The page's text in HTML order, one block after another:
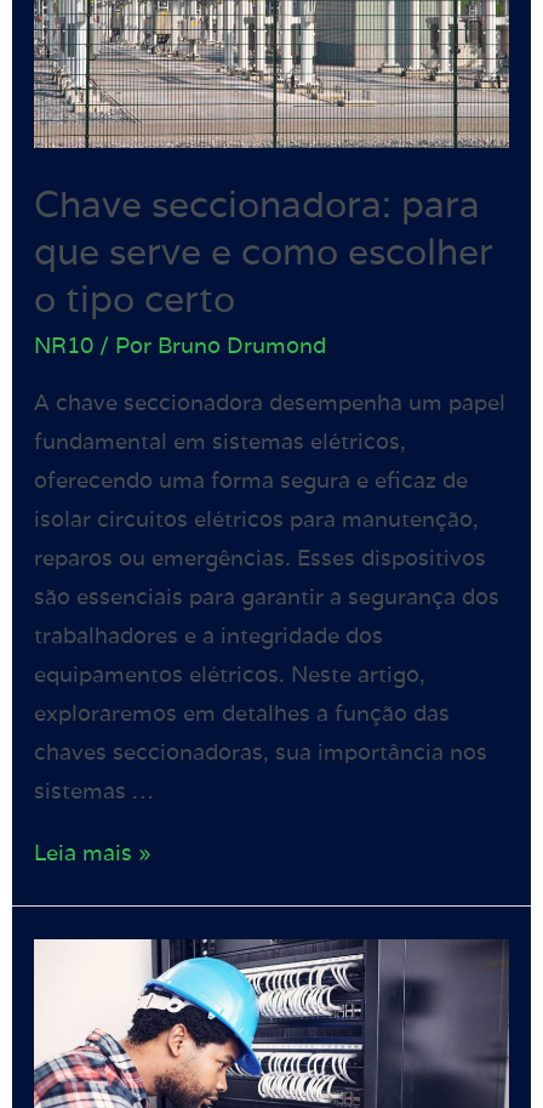
Chave seccionadora: para
que serve e como escolher
o tipo certo
NR10/ Por Bruno Drumond
A chave seccionadora desempenha um papel
fundamental em sistemas elétricos,
oferecendo uma forma segura e eficaz de
isolar circuitos elétricos para manutenção,
reparos ou emergências. Esses dispositivos
são essenciais para garantir a segurança dos
trabalhadores e a integridade dos
equipamentos elétricos. Neste artigo,
exploraremos em detalhes a função das
chaves seccionadoras, sua importância nos
sistemas …
Leia mais »